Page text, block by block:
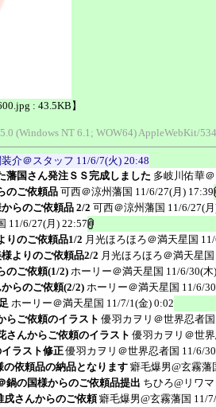
: 43.5KB】
(Windows NT 6.1; WOW64) AppleWebKit/
介＠スタッフ 11/6/7(火) 20:48
藩国さん発注ＳＳ完成しました 多岐川佑華
のご依頼品 可西＠涼州藩国 11/6/27(月) 17:39
らのご依頼品 2/2 可西＠涼州藩国 11/6/27(
11/6/27(月) 22:57
のご依頼品1/2 月光ほろほろ＠満天星国
よりのご依頼品2/2 月光ほろほろ＠満天星国
のご依頼(1/2) ホーリー＠満天星国 11/6/30(木
らのご依頼(2/2) ホーリー＠満天星国 11/6/
ホーリー＠満天星国 11/7/1(金) 0:02
ご依頼のイラスト 優羽カヲリ＠世界忍者国
んからご依頼のイラスト 優羽カヲリ＠世
ラスト修正 優羽カヲリ＠世界忍者国 11/6/
依頼品の納品となります 癖毛爆男@玄霧藩
鍋の国様からのご依頼品提出 ちひろ@リワ
さんからのご依頼 癖毛爆男@玄霧藩国 11/